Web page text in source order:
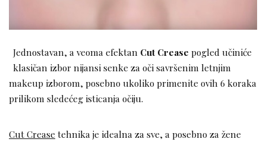
Jednostavan, a veoma efektan Cut Crease pogled učiniće
klasičan izbor nijansi senke za oči savršenim letnjim
makeup izborom, posebno ukoliko primenite ovih 6 koraka
prilikom sledećeg isticanja očiju.
Cut Crease tehnika je idealna za sve, a posebno za žene